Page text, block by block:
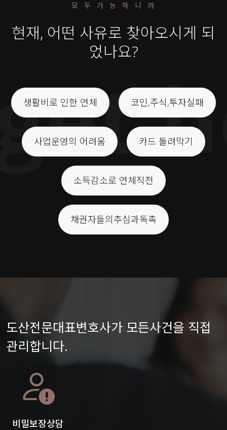
모 두 가 능 하 니 까
현재, 어떤 사유로 찾아오시게 되
었나요?
생활비로 인한 연체 코인,주식,투자실패
사업운영의 어려움 카드 돌려막기
소득감소로 연체직전
채권자들의추심과독촉
도산전문대표변호사가 모든사건을 직접
관리합니다.
비밀보장상담